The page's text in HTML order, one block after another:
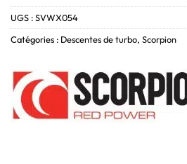
UGS :SVWX054
Catégories : Descentes de turbo, Scorpion